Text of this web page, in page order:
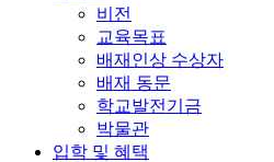
비전
교육목표
배재인상 수상자
배재 동문
학교발전기금
박물관
입학 및 혜택